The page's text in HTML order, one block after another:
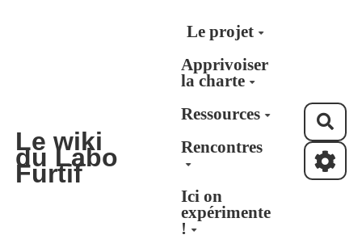
Aller au contenu principal
Le wiki
du Labo
Furtif
Le projet
Apprivoiser
la charte
Ressources
Rencontres
Ici on
expérimente
!